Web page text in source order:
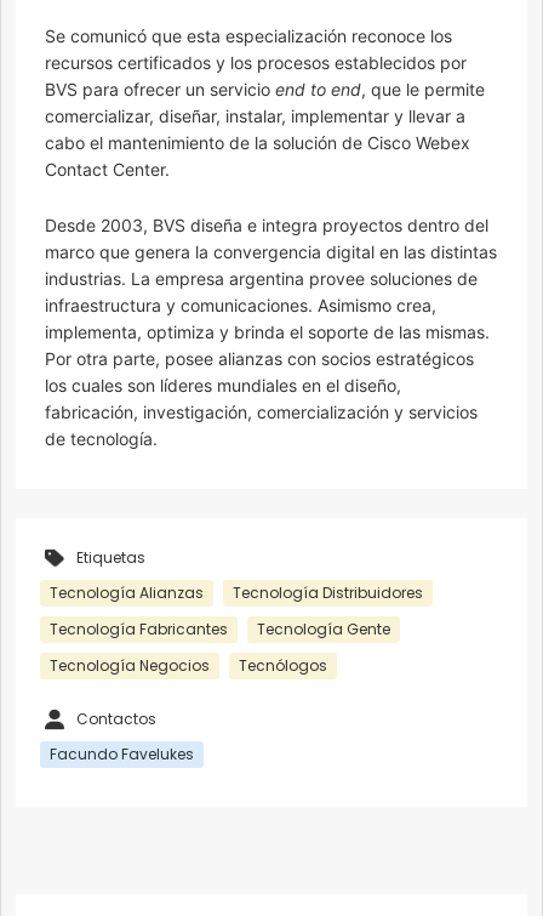
Se comunicó que esta especialización reconoce los
recursos certificados y los procesos establecidos por
BVS para ofrecer un servicio end to end, que le permite
comercializar, diseñar, instalar, implementar y llevar a
cabo el mantenimiento de la solución de Cisco Webex
Contact Center.
Desde 2003, BVS diseña e integra proyectos dentro del
marco que genera la convergencia digital en las distintas
industrias. La empresa argentina provee soluciones de
infraestructura y comunicaciones. Asimismo crea,
implementa, optimiza y brinda el soporte de las mismas.
Por otra parte, posee alianzas con socios estratégicos
los cuales son líderes mundiales en el diseño,
fabricación, investigación, comercialización y servicios
de tecnología.
Etiquetas
Tecnología Alianzas
Tecnología Distribuidores
Tecnología Fabricantes
Tecnología Gente
Tecnología Negocios
Tecnólogos
Contactos
Facundo Favelukes